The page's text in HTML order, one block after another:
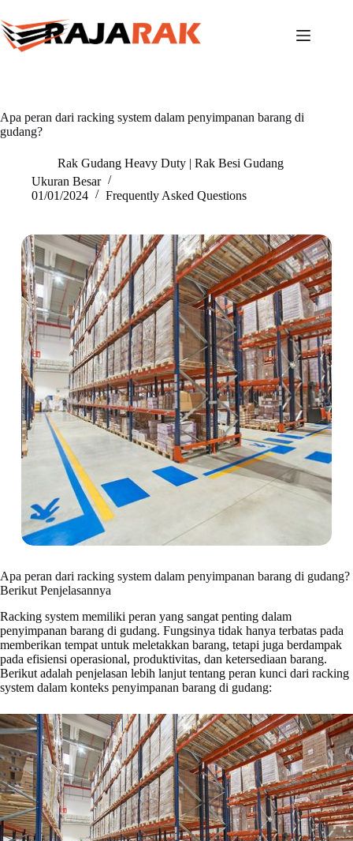
to
content
Apa peran dari racking system dalam penyimpanan barang di
gudang?
Rak Gudang Heavy Duty | Rak Besi Gudang
Ukuran Besar
01/01/2024
Frequently Asked Questions
Apa peran dari racking system dalam penyimpanan barang di gudang?
Berikut Penjelasannya
Racking system memiliki peran yang sangat penting dalam
penyimpanan barang di gudang. Fungsinya tidak hanya terbatas pada
memberikan tempat untuk meletakkan barang, tetapi juga berdampak
pada efisiensi operasional, produktivitas, dan ketersediaan barang.
Berikut adalah penjelasan lebih lanjut tentang peran kunci dari racking
system dalam konteks penyimpanan barang di gudang: